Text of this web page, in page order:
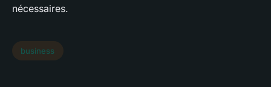
nécessaires.
business